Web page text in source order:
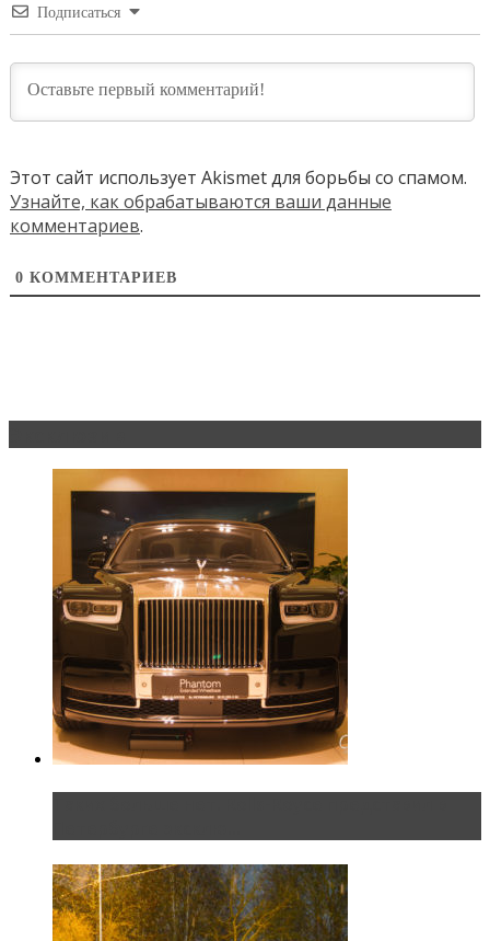
Подписаться
Этот сайт использует Akismet для борьбы со спамом.
Узнайте, как обрабатываются ваши данные
комментариев.
0 КОММЕНТАРИЕВ